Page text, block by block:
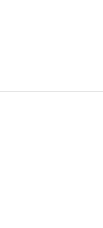
der Fahrt Lärm. - Am
das ziemlich stressig
ließen jedoch
hätte dies ein